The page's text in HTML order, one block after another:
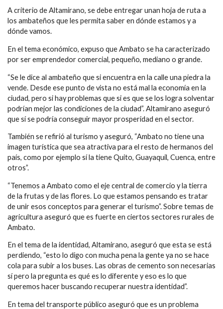
A criterio de Altamirano, se debe entregar unan hoja de ruta a
los ambateños que les permita saber en dónde estamos y a
dónde vamos.
En el tema económico, expuso que Ambato se ha caracterizado
por ser emprendedor comercial, pequeño, mediano o grande.
“Se le dice al ambateño que si encuentra en la calle una piedra la
vende. Desde ese punto de vista no está mal la economía en la
ciudad, pero si hay problemas que si es que se los logra solventar
podrían mejor las condiciones de la ciudad”. Altamirano aseguró
que sí se podría conseguir mayor prosperidad en el sector.
También se refirió al turismo y aseguró, “Ambato no tiene una
imagen turística que sea atractiva para el resto de hermanos del
país, como por ejemplo sí la tiene Quito, Guayaquil, Cuenca, entre
otros”.
“Tenemos a Ambato como el eje central de comercio y la tierra
de la frutas y de las flores. Lo que estamos pensando es tratar
de unir esos conceptos para generar el turismo”. Sobre temas de
agricultura aseguró que es fuerte en ciertos sectores rurales de
Ambato.
En el tema de la identidad, Altamirano, aseguró que esta se está
perdiendo, “esto lo digo con mucha pena la gente ya no se hace
cola para subir a los buses. Las obras de cemento son necesarias
sí pero la pregunta es qué es lo diferente y eso es lo que
queremos hacer buscando recuperar nuestra identidad”.
En tema del transporte público aseguró que es un problema